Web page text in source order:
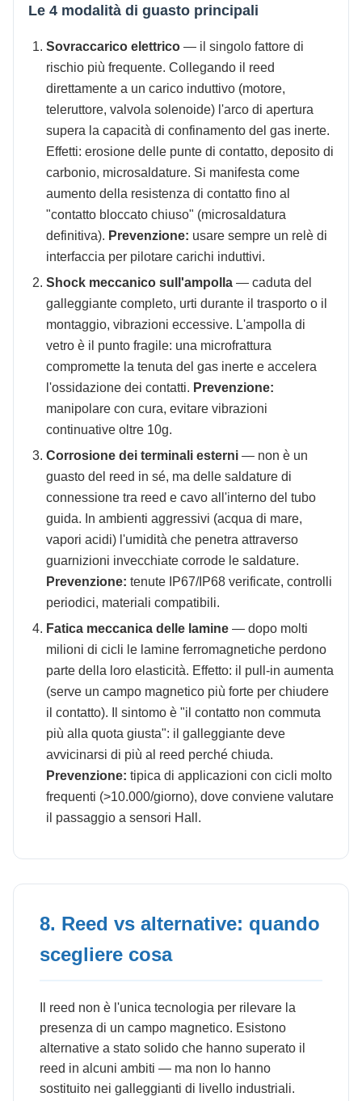
Le 4 modalità di guasto principali
Sovraccarico elettrico — il singolo fattore di
rischio più frequente. Collegando il reed
direttamente a un carico induttivo (motore,
teleruttore, valvola solenoide) l'arco di apertura
supera la capacità di confinamento del gas inerte.
Effetti: erosione delle punte di contatto, deposito di
carbonio, microsaldature. Si manifesta come
aumento della resistenza di contatto fino al
"contatto bloccato chiuso" (microsaldatura
definitiva). Prevenzione: usare sempre un relè di
interfaccia per pilotare carichi induttivi.
Shock meccanico sull'ampolla — caduta del
galleggiante completo, urti durante il trasporto o il
montaggio, vibrazioni eccessive. L'ampolla di
vetro è il punto fragile: una microfrattura
compromette la tenuta del gas inerte e accelera
l'ossidazione dei contatti. Prevenzione:
manipolare con cura, evitare vibrazioni
continuative oltre 10g.
Corrosione dei terminali esterni — non è un
guasto del reed in sé, ma delle saldature di
connessione tra reed e cavo all'interno del tubo
guida. In ambienti aggressivi (acqua di mare,
vapori acidi) l'umidità che penetra attraverso
guarnizioni invecchiate corrode le saldature.
Prevenzione: tenute IP67/IP68 verificate, controlli
periodici, materiali compatibili.
Fatica meccanica delle lamine — dopo molti
milioni di cicli le lamine ferromagnetiche perdono
parte della loro elasticità. Effetto: il pull-in aumenta
(serve un campo magnetico più forte per chiudere
il contatto). Il sintomo è "il contatto non commuta
più alla quota giusta": il galleggiante deve
avvicinarsi di più al reed perché chiuda.
Prevenzione: tipica di applicazioni con cicli molto
frequenti (>10.000/giorno), dove conviene valutare
il passaggio a sensori Hall.
8. Reed vs alternative: quando
scegliere cosa
Il reed non è l'unica tecnologia per rilevare la
presenza di un campo magnetico. Esistono
alternative a stato solido che hanno superato il
reed in alcuni ambiti — ma non lo hanno
sostituito nei galleggianti di livello industriali.